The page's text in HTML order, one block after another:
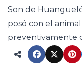
Son de
posó con el
preventivamente